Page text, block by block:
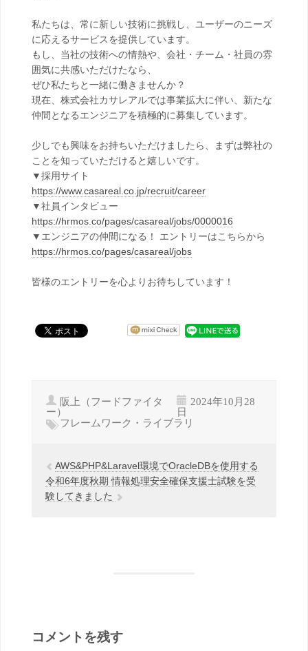
私たちは、常に新しい技術に挑戦し、ユーザーのニーズ
に応えるサービスを提供しています。
もし、当社の技術への情熱や、会社・チーム・社員の雰
囲気に共感いただけたなら、
ぜひ私たちと一緒に働きませんか？
現在、株式会社カサレアルでは事業拡大に伴い、新たな
仲間となるエンジニアを積極的に募集しています。
少しでも興味をお持ちいただけましたら、まずは弊社の
ことを知っていただけると嬉しいです。
▼採用サイト
https://www.casareal.co.jp/recruit/career
▼社員インタビュー
https://hrmos.co/pages/casareal/jobs/0000016
▼エンジニアの仲間になる！ エントリーはこちらから
https://hrmos.co/pages/casareal/jobs
皆様のエントリーを心よりお待ちしています！
阪上（フードファイタ
ー）
2024年10月28
日
フレームワーク・ライブラリ
AWS&PHP&Laravel環境でOracleDBを使用する
令和6年度秋期 情報処理安全確保支援士試験を受
験してきました
コメントを残す